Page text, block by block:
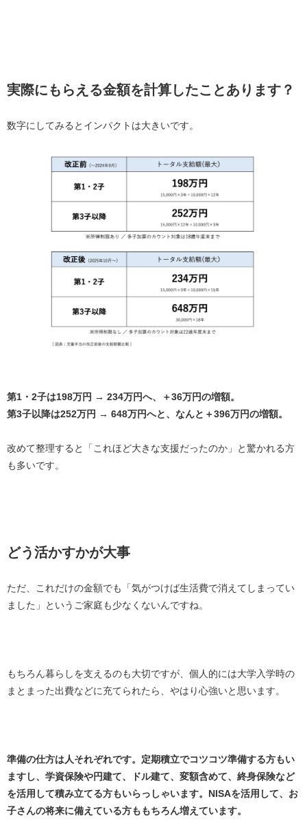
実際にもらえる金額を計算したことあります？
数字にしてみるとインパクトは大きいです。
第1・2子は198万円 → 234万円へ、＋36万円の増額。
第3子以降は252万円 → 648万円へと、なんと＋396万円の増額。
改めて整理すると「これほど大きな支援だったのか」と驚かれる方
も多いです。
どう活かすかが大事
ただ、これだけの金額でも「気がつけば生活費で消えてしまってい
ました」というご家庭も少なくないんですね。
もちろん暮らしを支えるのも大切ですが、個人的には大学入学時の
まとまった出費などに充てられたら、やはり心強いと思います。
準備の仕方は人それぞれです。定期積立でコツコツ準備する方もい
ますし、学資保険や円建て、ドル建て、変額含めて、終身保険など
を活用して積み立てる方もいらっしゃいます。NISAを活用して、お
子さんの将来に備えている方ももちろん増えています。